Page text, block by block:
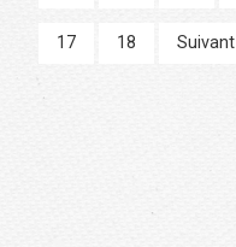
17 18 Suivant